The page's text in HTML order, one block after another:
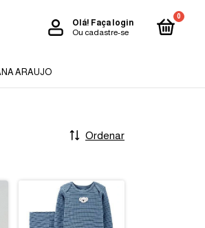
Olá! Faça login
Ou cadastre-se
0
ARAUJO
Ordenar